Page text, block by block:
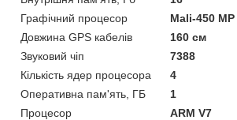
Графічний процесор
Mali-450 MP
Довжина GPS кабелів
160 см
Звуковий чіп
7388
Кількість ядер процесора
4
Оперативна пам'ять, ГБ
1
Процесор
ARM V7